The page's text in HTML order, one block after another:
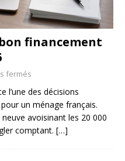
financement
fermés
l’une des décisions
un ménage français.
avoisinant les 20 000
comptant. […]